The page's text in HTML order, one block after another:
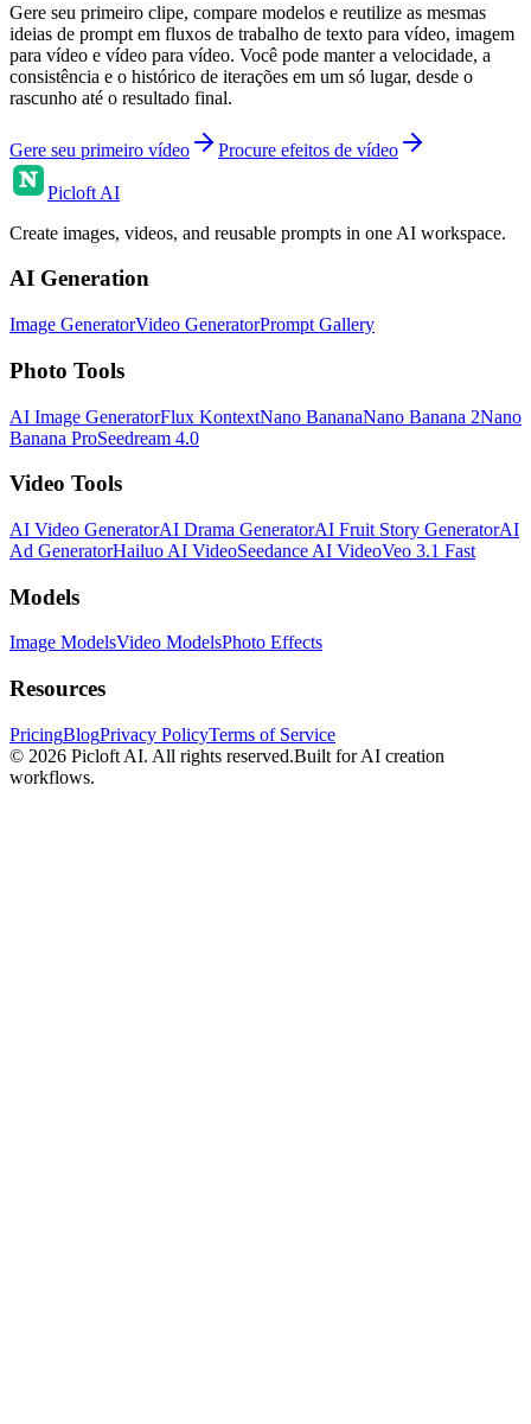
Gere seu primeiro clipe, compare modelos e reutilize as mesmas
ideias de prompt em fluxos de trabalho de texto para vídeo, imagem
para vídeo e vídeo para vídeo. Você pode manter a velocidade, a
consistência e o histórico de iterações em um só lugar, desde o
rascunho até o resultado final.
Gere seu primeiro vídeo Procure efeitos de vídeo
Picloft AI
Create images, videos, and reusable prompts in one AI workspace.
AI Generation
Image GeneratorVideo GeneratorPrompt Gallery
Photo Tools
AI Image GeneratorFlux KontextNano BananaNano Banana 2Nano
Banana ProSeedream 4.0
Video Tools
AI Video GeneratorAI Drama GeneratorAI Fruit Story GeneratorAI
Ad GeneratorHailuo AI VideoSeedance AI VideoVeo 3.1 Fast
Models
Image ModelsVideo ModelsPhoto Effects
Resources
PricingBlogPrivacy PolicyTerms of Service
© 2026 Picloft AI. All rights reserved.Built for AI creation
workflows.